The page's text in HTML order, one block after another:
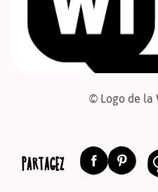
© Logo de la
PARTAGEZ